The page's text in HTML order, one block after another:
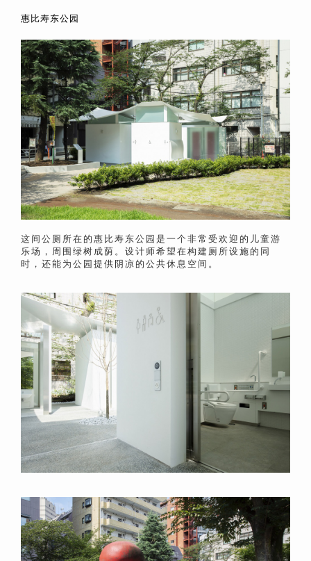
惠比寿东公园
这间公厕所在的惠比寿东公园是一个非常受欢迎的儿童游
乐场，周围绿树成荫。 设计师希望在构建 厕所设施的同
时，还能为公园提供阴凉的公共休息空间。